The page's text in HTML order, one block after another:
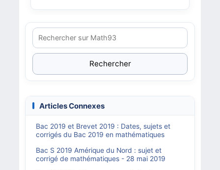
Rechercher
Articles Connexes
Bac 2019 et Brevet 2019 : Dates, sujets et
corrigés du Bac 2019 en mathématiques
Bac S 2019 Amérique du Nord : sujet et
corrigé de mathématiques - 28 mai 2019